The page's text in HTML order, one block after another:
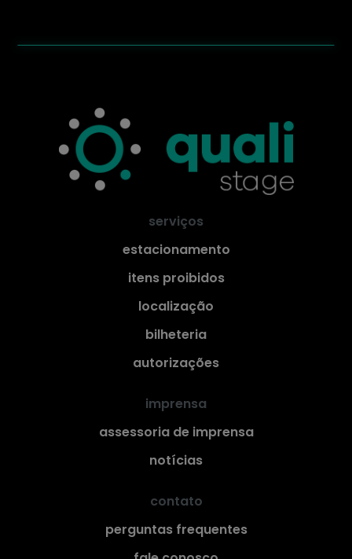
serviços
estacionamento
itens proibidos
localização
bilheteria
autorizações
imprensa
assessoria de imprensa
notícias
contato
perguntas frequentes